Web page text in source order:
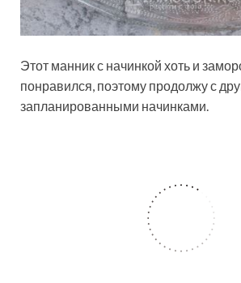
Этот манник с начинкой хоть и
понравился, поэтому продолжу с
запланированными начинками.